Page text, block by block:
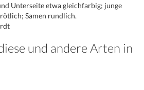
Unterseite etwa gleichfarbig; junge
Samen rundlich.
und andere Arten in